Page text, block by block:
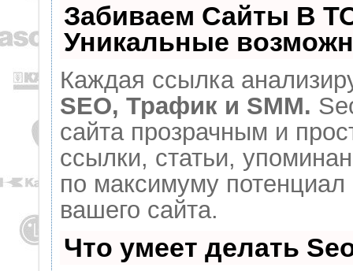
Забиваем Сайты В
Уникальные
Каждая ссылка
SEO, Трафик и SMM.
сайта прозрачным и
ссылки, статьи,
по максимуму
вашего сайта.
Что умеет делать